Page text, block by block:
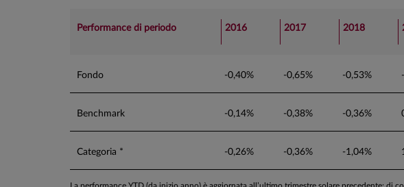
Performance di periodo 2016 2017 2018
Fondo -0,40% -0,65% -0,53%
Benchmark -0,14% -0,38% -0,36%
Categoria * -0,26% -0,36% -1,04%